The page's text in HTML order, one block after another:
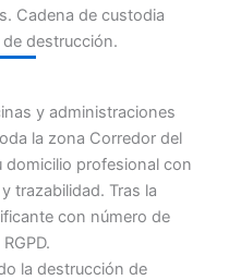
Cadena de custodia
destrucción.
y administraciones
la zona Corredor del
domicilio profesional con
trazabilidad. Tras la
con número de
la destrucción de